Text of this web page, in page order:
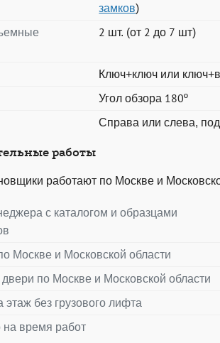
замков)
2 шт. (от 2 до 7 шт)
Ключ+ключ или
Угол обзора 180º
Справа или слева,
работы
работают по Москве и
с каталогом и образцами
Москве и Московской области
двери по Москве и Московской области
без грузового лифта
на время работ